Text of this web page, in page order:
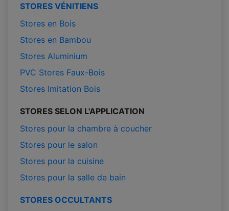
STORES VÉNITIENS
Stores en Bois
Stores en Bambou
Stores Aluminium
PVC Stores Faux-Bois
Stores Imitation Bois
STORES SELON L'APPLICATION
Stores pour la chambre à coucher
Stores pour le salon
Stores pour la cuisine
Stores pour la salle de bain
STORES OCCULTANTS